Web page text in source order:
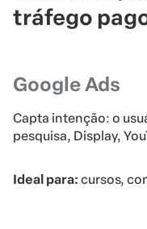
tráfego
Google Ads
Capta intenção: o
pesquisa, Display,
Ideal para: cursos,